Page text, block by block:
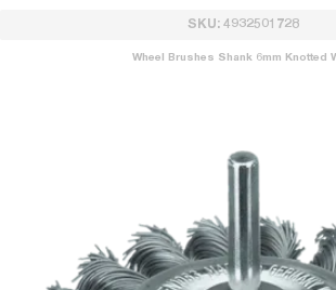
SKU: 4932501728
Wheel Brushes Shank 6mm Knotted